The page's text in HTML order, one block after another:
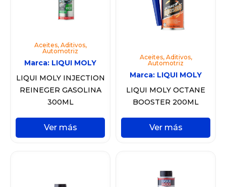
Aceites, Aditivos,
Automotriz
Marca: LIQUI MOLY
LIQUI MOLY INJECTION
REINEGER GASOLINA
300ML
Ver más
Aceites, Aditivos,
Automotriz
Marca: LIQUI MOLY
LIQUI MOLY OCTANE
BOOSTER 200ML
Ver más